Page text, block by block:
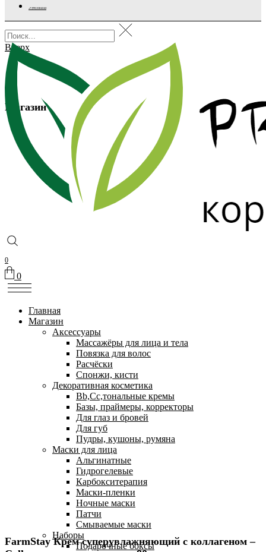
+7 (995) 502-42-42
0
0
Главная
Магазин
Аксессуары
Массажёры для лица и тела
Повязка для волос
Расчёски
Спонжи, кисти
Декоративная косметика
Bb,Cc,тональные кремы
Базы, праймеры, корректоры
Для глаз и бровей
Для губ
Пудры, кушоны, румяна
Маски для лица
Альгинатные
Гидрогелевые
Карбокситерапия
Маски-пленки
Ночные маски
Патчи
Смываемые маски
Наборы
Подарочные боксы
Вверх
Магазин
FarmStay Крем cуперувлажняющий с коллагеном –